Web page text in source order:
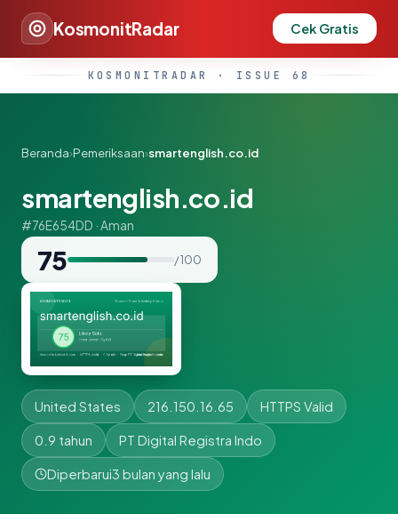
KosmonitRadar Cek Gratis
KOSMONITRADAR · ISSUE 68
Beranda›Pemeriksaan›smartenglish.co.id
smartenglish.co.id
#76E654DD · Aman
75 / 100
United States 216.150.16.65 HTTPS Valid
0.9 tahun PT Digital Registra Indo
Diperbarui3 bulan yang lalu